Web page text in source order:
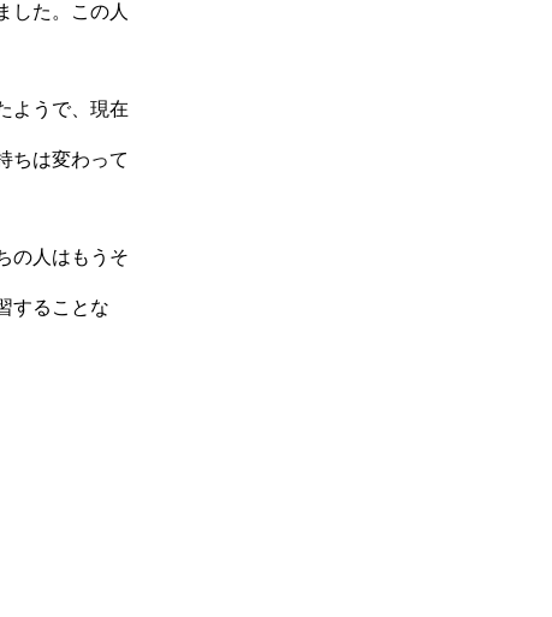
した。この人
ようで、現在
ちは変わって
の人はもうそ
することな